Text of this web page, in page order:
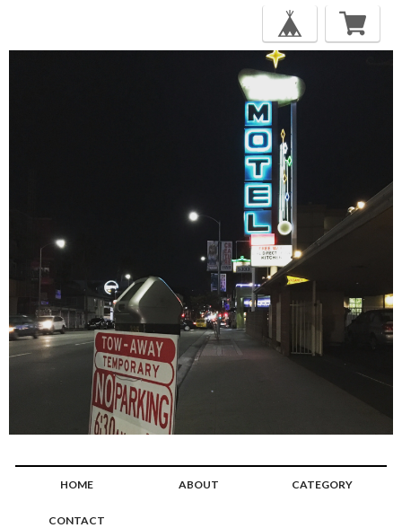
HOME ABOUT CATEGORY
CONTACT